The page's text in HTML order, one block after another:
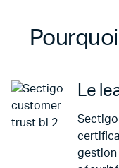
Le
gestion